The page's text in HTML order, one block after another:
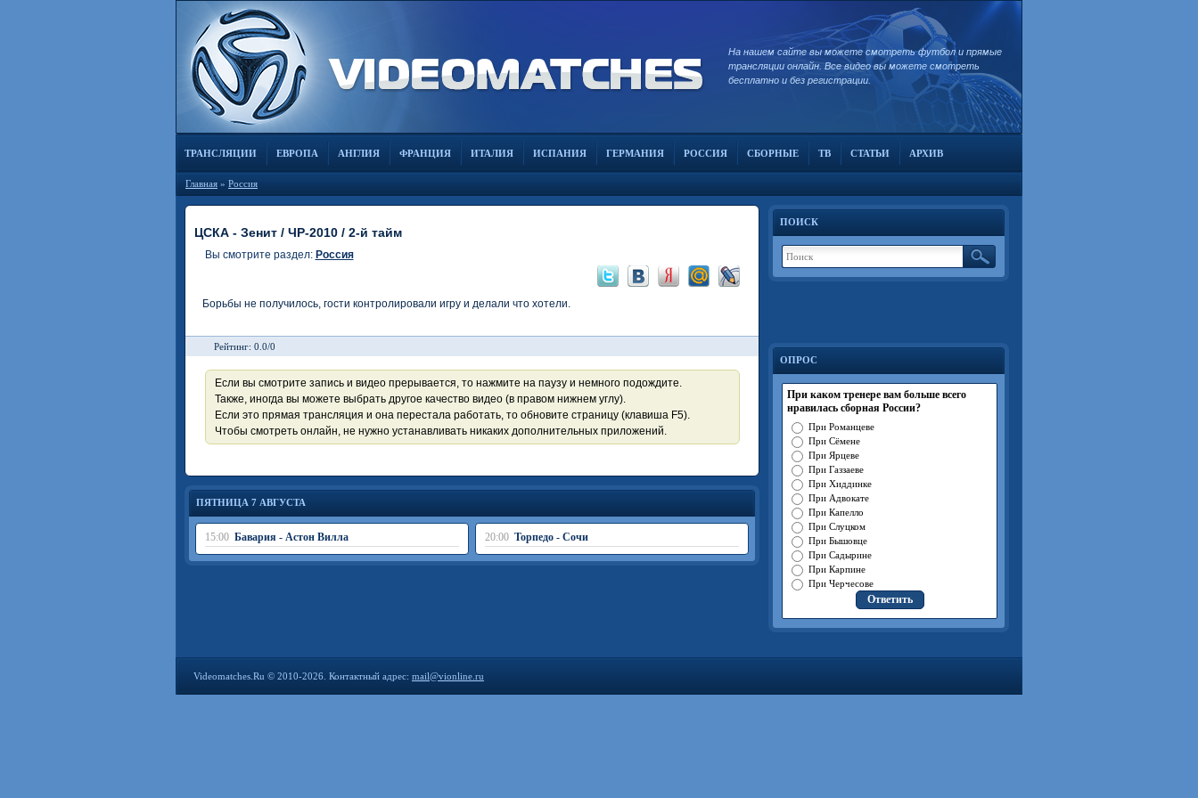
На нашем сайте вы можете смотреть футбол и прямые
трансляции онлайн. Все видео вы можете смотреть
бесплатно и без регистрации.
ТРАНСЛЯЦИИ ЕВРОПА АНГЛИЯ ФРАНЦИЯ ИТАЛИЯ ИСПАНИЯ ГЕРМАНИЯ РОССИЯ СБОРНЫЕ ТВ СТАТЬИ АРХИВ
Главная » Россия
ЦСКА - Зенит / ЧР-2010 / 2-й тайм
Вы смотрите раздел: Россия
Борьбы не получилось, гости контролировали игру и делали что хотели.
Рейтинг: 0.0/0
Если вы смотрите запись и видео прерывается, то нажмите на паузу и немного подождите.
Также, иногда вы можете выбрать другое качество видео (в правом нижнем углу).
Если это прямая трансляция и она перестала работать, то обновите страницу (клавиша F5).
Чтобы смотреть онлайн, не нужно устанавливать никаких дополнительных приложений.
ПЯТНИЦА 7 АВГУСТА
15:00 Бавария - Астон Вилла 20:00 Торпедо - Сочи
ПОИСК
ОПРОС
При каком тренере вам больше всего
нравилась сборная России?
При Романцеве
При Сёмене
При Ярцеве
При Газзаеве
При Хиддинке
При Адвокате
При Капелло
При Слуцком
При Бышовце
При Садырине
При Карпине
При Черчесове
Videomatches.Ru © 2010-2026. Контактный адрес: mail@vionline.ru